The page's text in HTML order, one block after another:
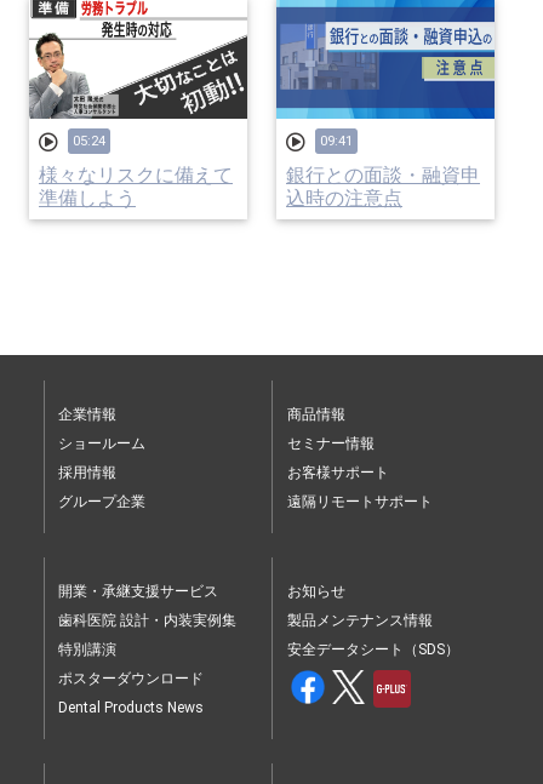
05:24
様々なリスクに備えて
準備しよう
09:41
銀行との面談・融資申
込時の注意点
企業情報
ショールーム
採用情報
グループ企業
商品情報
セミナー情報
お客様サポート
遠隔リモートサポート
開業・承継支援サービス
歯科医院 設計・内装実例集
特別講演
ポスターダウンロード
Dental Products News
お知らせ
製品メンテナンス情報
安全データシート（SDS）